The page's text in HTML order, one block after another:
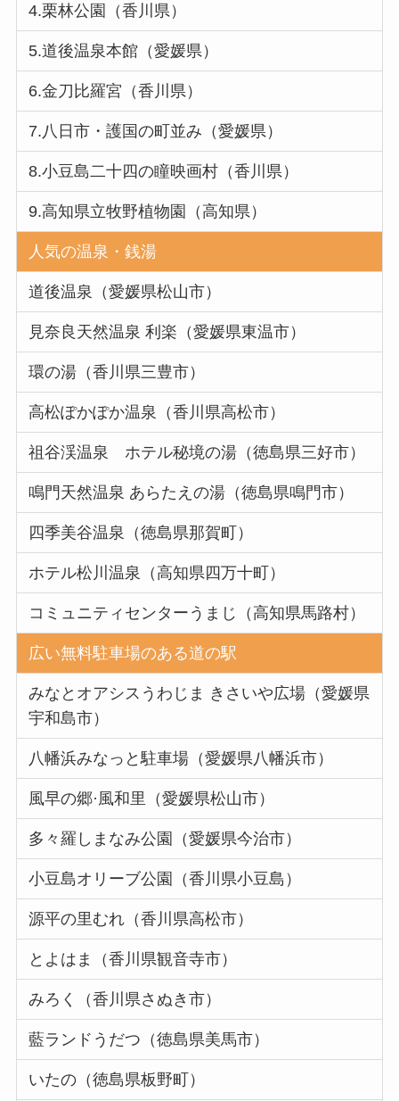
4.栗林公園（香川県）
5.道後温泉本館（愛媛県）
6.金刀比羅宮（香川県）
7.八日市・護国の町並み（愛媛県）
8.小豆島二十四の瞳映画村（香川県）
9.高知県立牧野植物園（高知県）
人気の温泉・銭湯
道後温泉（愛媛県松山市）
見奈良天然温泉 利楽（愛媛県東温市）
環の湯（香川県三豊市）
高松ぽかぽか温泉（香川県高松市）
祖谷渓温泉 ホテル秘境の湯（徳島県三好市）
鳴門天然温泉 あらたえの湯（徳島県鳴門市）
四季美谷温泉（徳島県那賀町）
ホテル松川温泉（高知県四万十町）
コミュニティセンターうまじ（高知県馬路村）
広い無料駐車場のある道の駅
みなとオアシスうわじま きさいや広場（愛媛県
宇和島市）
八幡浜みなっと駐車場（愛媛県八幡浜市）
風早の郷·風和里（愛媛県松山市）
多々羅しまなみ公園（愛媛県今治市）
小豆島オリーブ公園（香川県小豆島）
源平の里むれ（香川県高松市）
とよはま（香川県観音寺市）
みろく（香川県さぬき市）
藍ランドうだつ（徳島県美馬市）
いたの（徳島県板野町）